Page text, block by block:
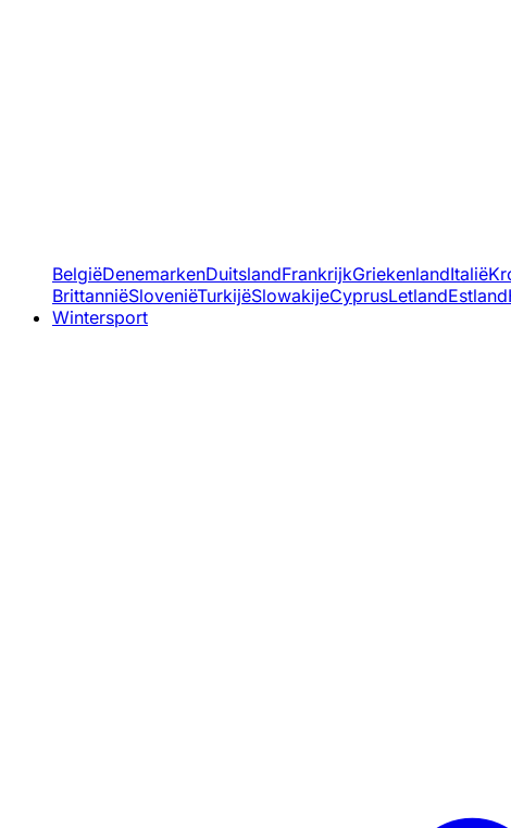
BelgiëDenemarkenDuitslandFrankrijkGriekenlandItalië
BrittanniëSloveniëTurkijëSlowakijeCyprusLetlandEstland
Wintersport